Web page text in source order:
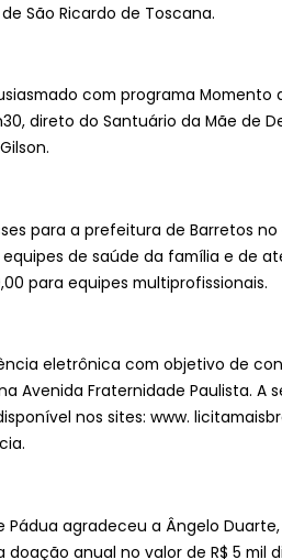
São Ricardo de Toscana.
com programa Momento
direto do Santuário da Mãe de
para a prefeitura de Barretos
de saúde da família e de
para equipes multiprofissionais.
eletrônica com objetivo de
Fraternidade Paulista. A
nos sites: www.
agradeceu a Ângelo Duarte,
doação anual no valor de R$ 5 mil